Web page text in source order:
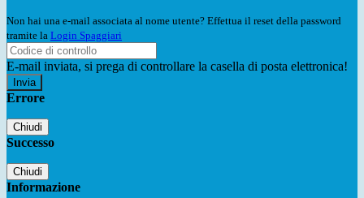
Non hai una e-mail associata al nome utente? Effettua il reset della password
tramite la Login Spaggiari
E-mail inviata, si prega di controllare la casella di posta elettronica!
Errore
Chiudi
Successo
Chiudi
Informazione